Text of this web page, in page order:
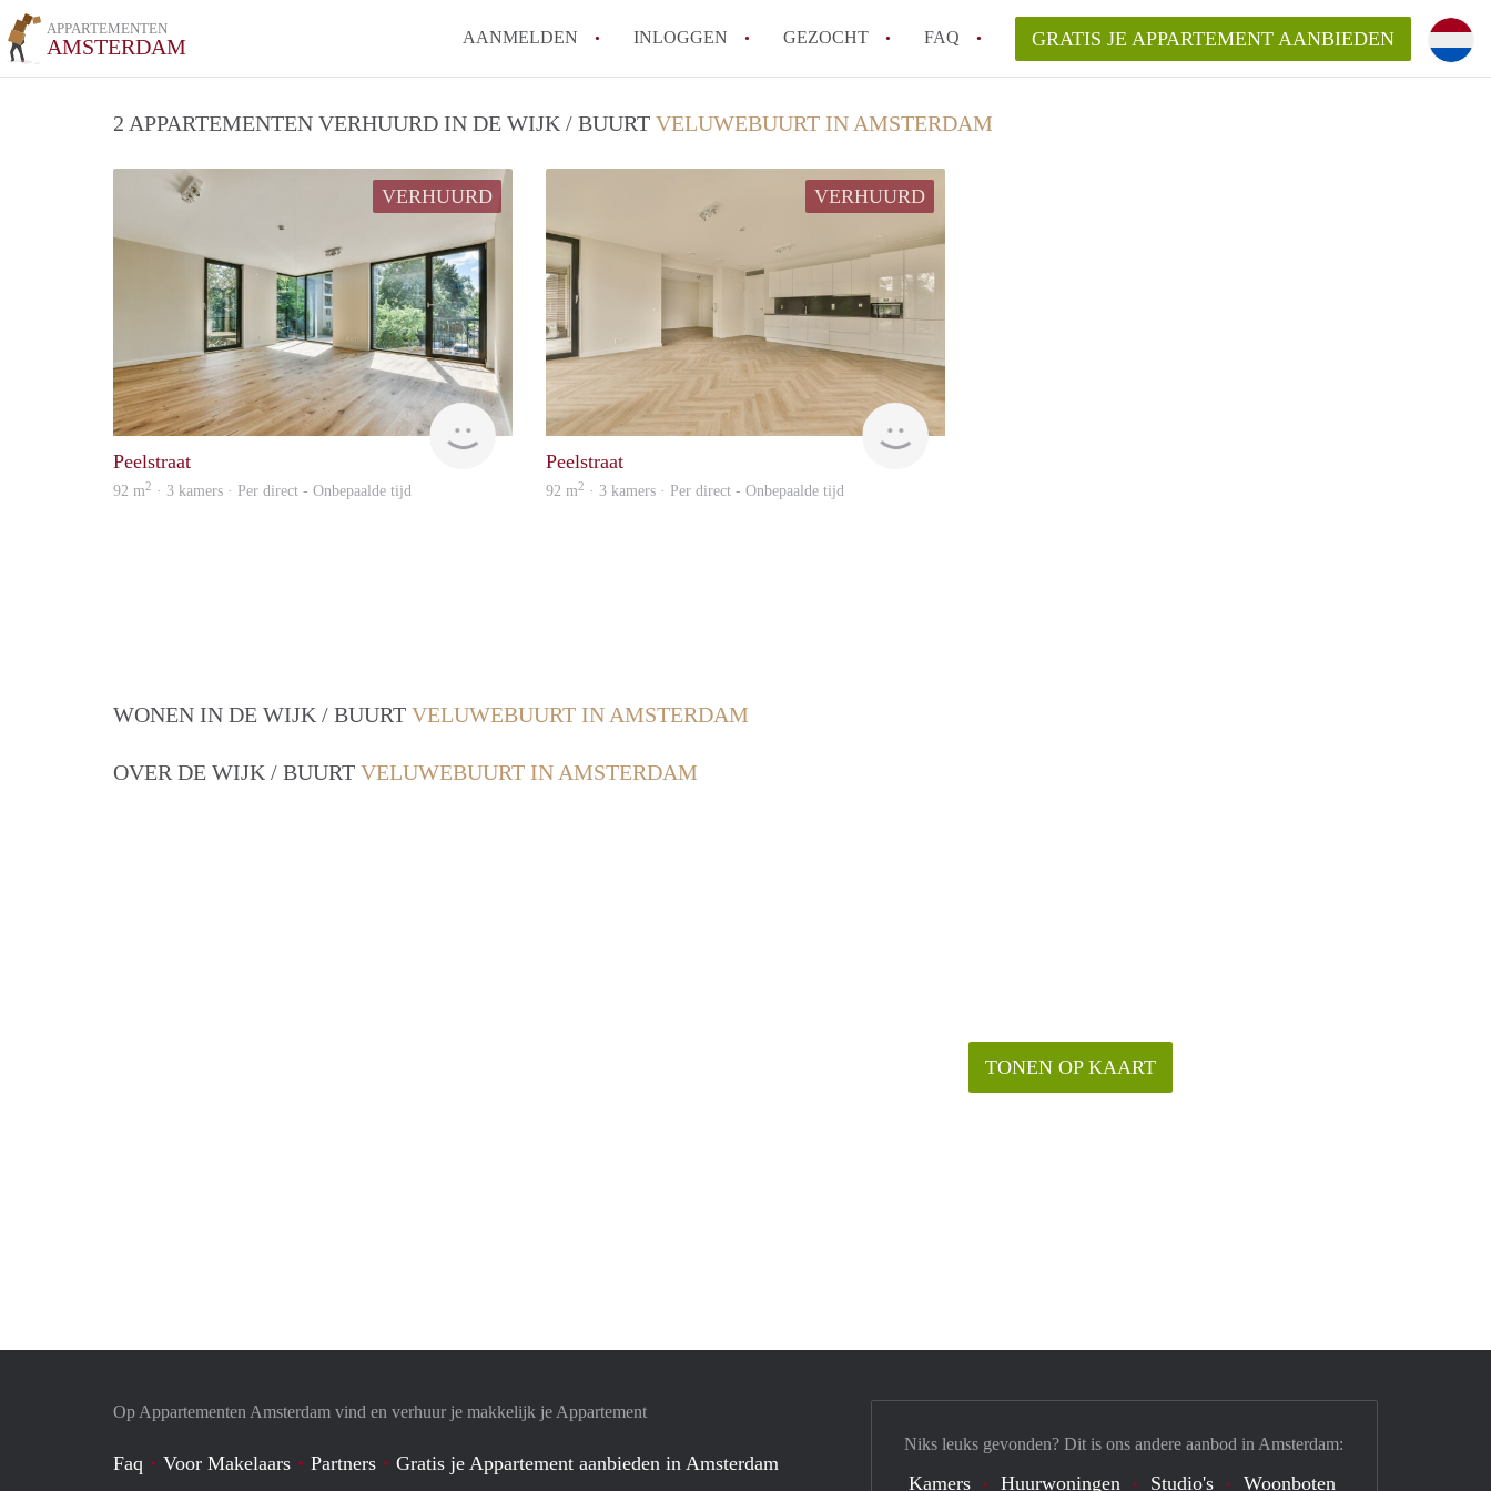
APPARTEMENTEN
AMSTERDAM AANMELDEN INLOGGEN GEZOCHT FAQ
Amsterdam?
Wat zijn de voordelen van het huren van een appartement in Amsterdam?
Hoe vind je een goedkoop appartement in Amsterdam?
Wat zijn de verplichtingen van een verhuurder van een huur appartement?
Kan je beter een appartement huren of kopen in Amsterdam?
Alle veelgestelde vragen
GRATIS JE APPARTEMENT AANBIEDEN
2 APPARTEMENTEN VERHUURD IN DE WIJK / BUURT VELUWEBUURT IN AMSTERDAM
VERHUURD
House
Peelstraat
92 m2 · 3 kamers · Per direct - Onbepaalde tijd
VERHUURD
House
Peelstraat
92 m2 · 3 kamers · Per direct - Onbepaalde tijd
WONEN IN DE WIJK / BUURT VELUWEBUURT IN AMSTERDAM
OVER DE WIJK / BUURT VELUWEBUURT IN AMSTERDAM
TONEN OP KAART
Op Appartementen Amsterdam vind en verhuur je makkelijk je Appartement
Faq Voor Makelaars Partners Gratis je Appartement aanbieden in Amsterdam
Niks leuks gevonden? Dit is ons andere aanbod in Amsterdam:
Kamers Huurwoningen Studio's Woonboten